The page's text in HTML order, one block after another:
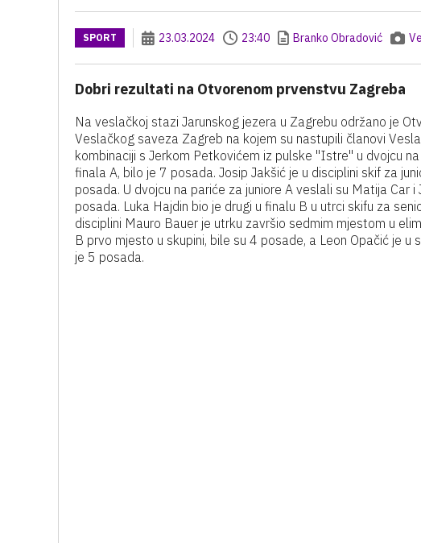
SPORT 23.03.2024 23:40 Branko Obradović
Dobri rezultati na Otvorenom prvenstvu Zagreba
Na veslačkoj stazi Jarunskog jezera u Zagrebu održano je
Veslačkog saveza Zagreb na kojem su nastupili članovi
kombinaciji s Jerkom Petkovićem iz pulske "Istre" u dvojcu
finala A, bilo je 7 posada. Josip Jakšić je u disciplini skif za
posada. U dvojcu na pariće za juniore A veslali su Matija Car
posada. Luka Hajdin bio je drugi u finalu B u utrci skifu za
disciplini Mauro Bauer je utrku završio sedmim mjestom u
B prvo mjesto u skupini, bile su 4 posade, a Leon Opačić je
je 5 posada.